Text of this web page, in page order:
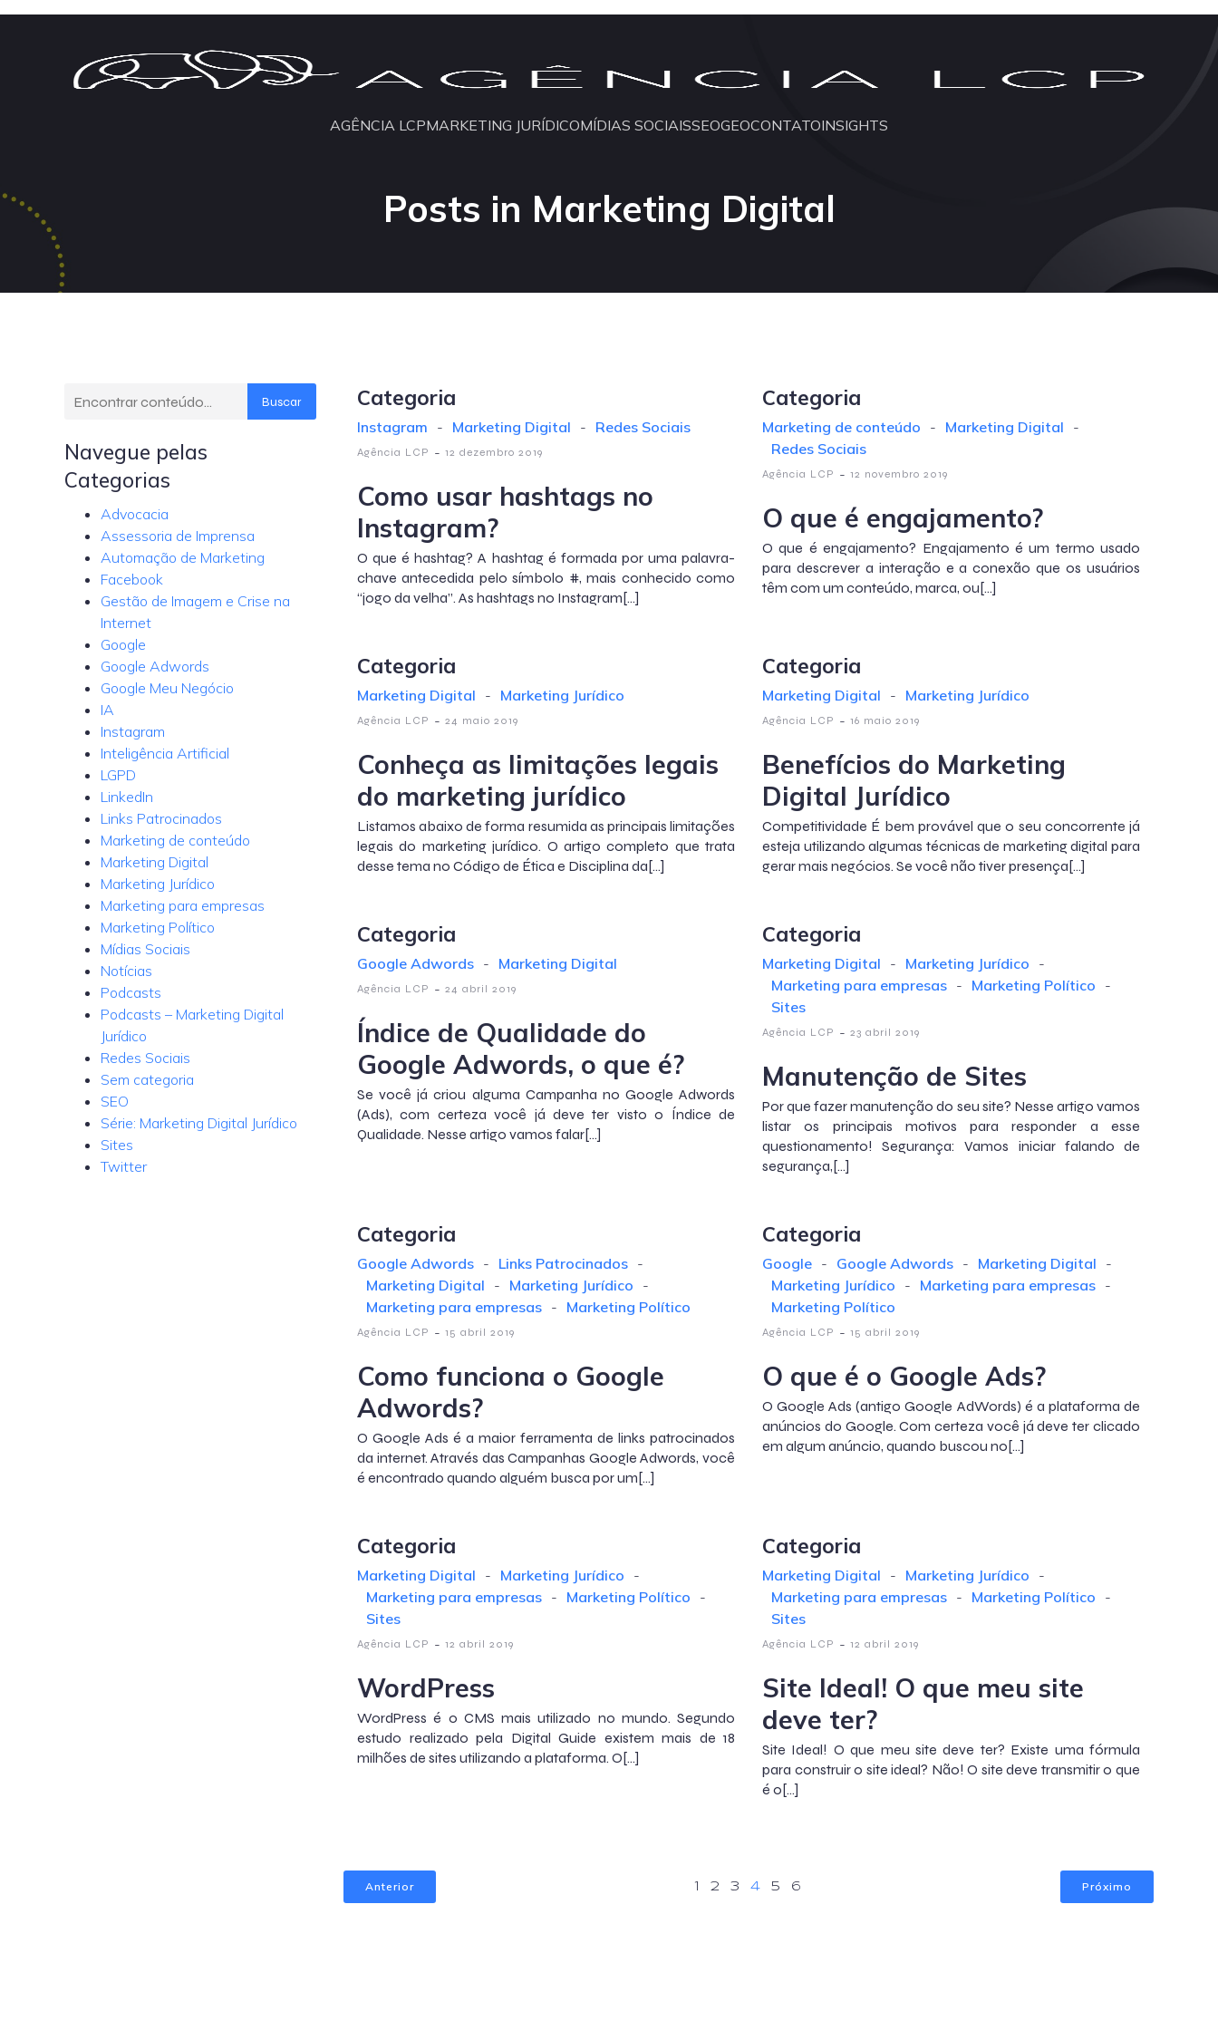
AGÊNCIA LCPMARKETING JURÍDICOMÍDIAS SOCIAISSEOGEOCONTATOINSIGHTS
Posts in Marketing Digital
Buscar
Navegue pelas
Categorias
Advocacia
Assessoria de Imprensa
Automação de Marketing
Facebook
Gestão de Imagem e Crise na
Internet
Google
Google Adwords
Google Meu Negócio
IA
Instagram
Inteligência Artificial
LGPD
LinkedIn
Links Patrocinados
Marketing de conteúdo
Marketing Digital
Marketing Jurídico
Marketing para empresas
Marketing Político
Mídias Sociais
Notícias
Podcasts
Podcasts – Marketing Digital
Jurídico
Redes Sociais
Sem categoria
SEO
Série: Marketing Digital Jurídico
Sites
Twitter
Categoria
Instagram - Marketing Digital - Redes Sociais
Agência LCP - 12 dezembro 2019
Como usar hashtags no
Instagram?
O que é hashtag? A hashtag é formada por uma palavra-
chave antecedida pelo símbolo #, mais conhecido como
“jogo da velha”. As hashtags no Instagram[…]
Categoria
Marketing de conteúdo - Marketing Digital -
Redes Sociais
Agência LCP - 12 novembro 2019
O que é engajamento?
O que é engajamento? Engajamento é um termo usado
para descrever a interação e a conexão que os usuários
têm com um conteúdo, marca, ou[…]
Categoria
Marketing Digital - Marketing Jurídico
Agência LCP - 24 maio 2019
Conheça as limitações legais
do marketing jurídico
Listamos abaixo de forma resumida as principais limitações
legais do marketing jurídico. O artigo completo que trata
desse tema no Código de Ética e Disciplina da[…]
Categoria
Marketing Digital - Marketing Jurídico
Agência LCP - 16 maio 2019
Benefícios do Marketing
Digital Jurídico
Competitividade É bem provável que o seu concorrente já
esteja utilizando algumas técnicas de marketing digital para
gerar mais negócios. Se você não tiver presença[…]
Categoria
Google Adwords - Marketing Digital
Agência LCP - 24 abril 2019
Índice de Qualidade do
Google Adwords, o que é?
Se você já criou alguma Campanha no Google Adwords
(Ads), com certeza você já deve ter visto o Índice de
Qualidade. Nesse artigo vamos falar[…]
Categoria
Marketing Digital - Marketing Jurídico -
Marketing para empresas - Marketing Político -
Sites
Agência LCP - 23 abril 2019
Manutenção de Sites
Por que fazer manutenção do seu site? Nesse artigo vamos
listar os principais motivos para responder a esse
questionamento! Segurança: Vamos iniciar falando de
segurança,[…]
Categoria
Google Adwords - Links Patrocinados -
Marketing Digital - Marketing Jurídico -
Marketing para empresas - Marketing Político
Agência LCP - 15 abril 2019
Como funciona o Google
Adwords?
O Google Ads é a maior ferramenta de links patrocinados
da internet. Através das Campanhas Google Adwords, você
é encontrado quando alguém busca por um[…]
Categoria
Google - Google Adwords - Marketing Digital -
Marketing Jurídico - Marketing para empresas -
Marketing Político
Agência LCP - 15 abril 2019
O que é o Google Ads?
O Google Ads (antigo Google AdWords) é a plataforma de
anúncios do Google. Com certeza você já deve ter clicado
em algum anúncio, quando buscou no[…]
Categoria
Marketing Digital - Marketing Jurídico -
Marketing para empresas - Marketing Político -
Sites
Agência LCP - 12 abril 2019
WordPress
WordPress é o CMS mais utilizado no mundo. Segundo
estudo realizado pela Digital Guide existem mais de 18
milhões de sites utilizando a plataforma. O[…]
Categoria
Marketing Digital - Marketing Jurídico -
Marketing para empresas - Marketing Político -
Sites
Agência LCP - 12 abril 2019
Site Ideal! O que meu site
deve ter?
Site Ideal! O que meu site deve ter? Existe uma fórmula
para construir o site ideal? Não! O site deve transmitir o que
é o[…]
Anterior 1 2 3 4 5 6 Próximo